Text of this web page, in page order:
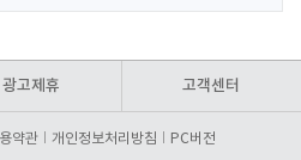
광고제휴 고객센터
약관 개인정보처리방침 PC버전